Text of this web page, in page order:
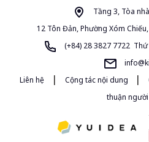
Tầng 3, Tòa
12 Tôn Đản, Phường Xóm
(+84) 28 3827 7722
Liên hệ
| Cộng tác nội dung |
thuận